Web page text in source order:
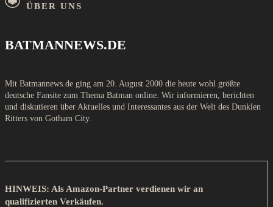
ÜBER UNS
BATMANNEWS.DE
Mit Batmannews.de ging am 20. August 2000 die heute wohl größte
deutsche Fansite zum Thema Batman online. Wir informieren, berichten
und diskutieren über Aktuelles und Interessantes aus der Welt des Dunklen
Ritters von Gotham City.
HINWEIS: Als Amazon-Partner verdienen wir an
qualifizierten Verkäufen.